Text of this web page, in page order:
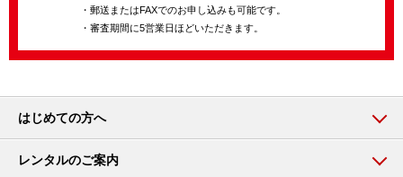
・郵送またはFAXでのお申し込みも可能です。
・審査期間に5営業日ほどいただきます。
はじめての方へ
レンタルのご案内